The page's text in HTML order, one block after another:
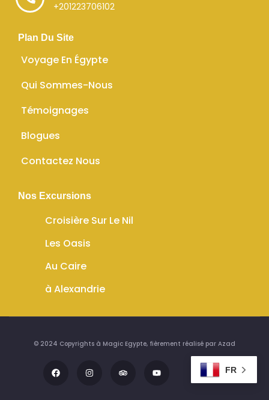
+201223706102
Plan Du Site
Voyage En Égypte
Qui Sommes-Nous
Témoignages
Blogues
Contactez Nous
Nos Excursions
Croisière Sur Le Nil
Les Oasis
Au Caire
à Alexandrie
© 2024 Copyrights à Magic Egypte, fièrement réalisé par Azad
FR